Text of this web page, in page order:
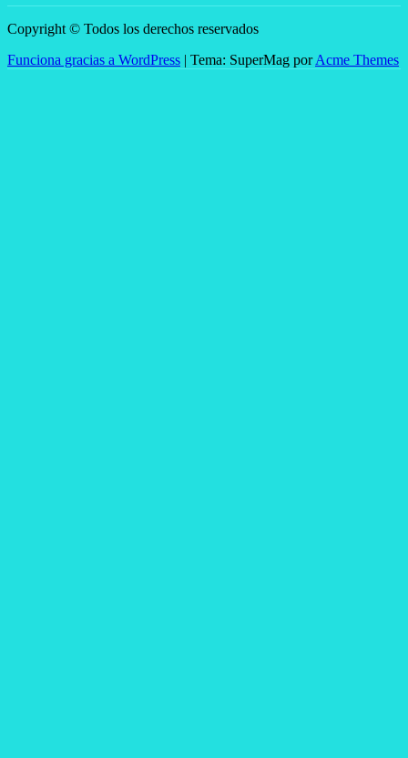
Copyright © Todos los derechos reservados
Funciona gracias a WordPress | Tema: SuperMag porAcme Themes